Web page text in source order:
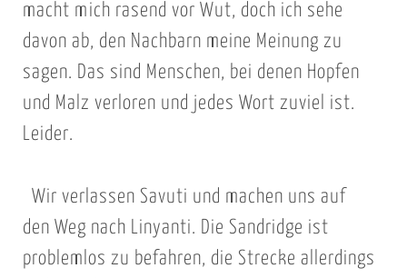
macht mich rasend vor Wut, doch ich sehe
davon ab, den Nachbarn meine Meinung zu
sagen. Das sind Menschen, bei denen Hopfen
und Malz verloren und jedes Wort zuviel ist.
Leider.
Wir verlassen Savuti und machen uns auf
den Weg nach Linyanti. Die Sandridge ist
problemlos zu befahren, die Strecke allerdings